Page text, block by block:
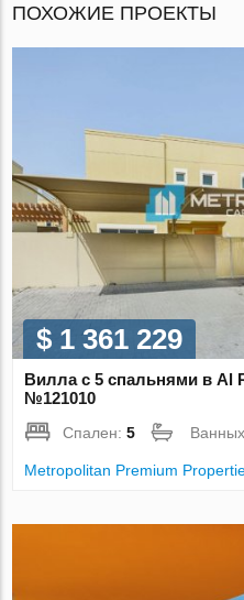
ПОХОЖИЕ ПРОЕКТЫ
$ 1 361 229
Вилла с 5 спальнями в Al
№121010
Спален:5
Metropolitan Premium